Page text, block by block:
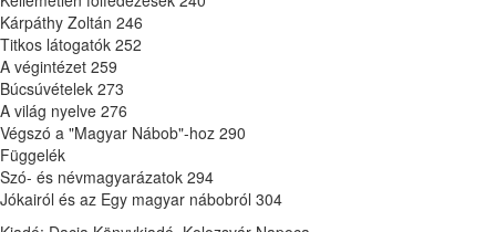
Kárpáthy Zoltán 246
Titkos látogatók 252
A végintézet 259
Búcsúvételek 273
A világ nyelve 276
Végszó a "Magyar Nábob"-hoz 290
Függelék
Szó- és névmagyarázatok 294
Jókairól és az Egy magyar nábobról 304